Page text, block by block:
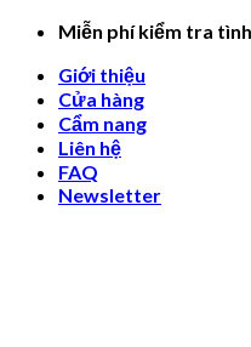
Skip
content
Miễn phí kiểm tra
Giới thiệu
Cửa hàng
Cẩm nang
Liên hệ
FAQ
Newsletter